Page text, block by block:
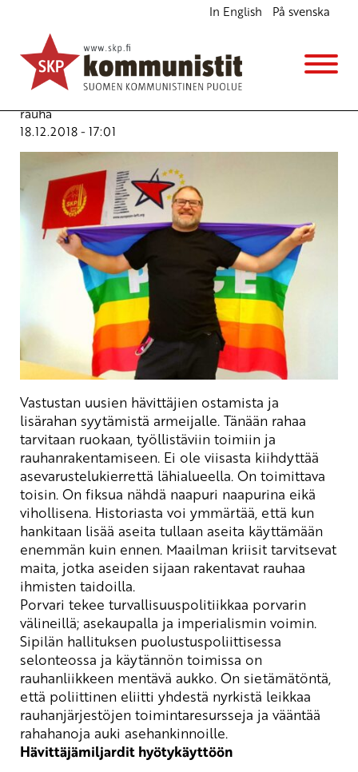
In English På svenska
Puolustuspolitiikassa rauhanliikkeen kokoinen
aukko
Blogi
Avainsanat:hävittäjähankinnat,puolustuspolitiikka
rauha
18.12.2018 - 17:01
Vastustan uusien hävittäjien ostamista ja
lisärahan syytämistä armeijalle. Tänään rahaa
tarvitaan ruokaan, työllistäviin toimiin ja
rauhanrakentamiseen. Ei ole viisasta kiihdyttää
asevarustelukierrettä lähialueella. On toimittava
toisin. On fiksua nähdä naapuri naapurina eikä
vihollisena. Historiasta voi ymmärtää, että kun
hankitaan lisää aseita tullaan aseita käyttämään
enemmän kuin ennen. Maailman kriisit tarvitsevat
maita, jotka aseiden sijaan rakentavat rauhaa
ihmisten taidoilla.
­Porvari tekee turvallisuuspolitiikkaa porvarin
välineillä; asekaupalla ja imperialismin voimin.
Sipilän hallituksen puolustuspoliittisessa
selonteossa ja käytännön toimissa on
rauhanliikkeen mentävä aukko. On sietämätöntä,
että poliittinen eliitti yhdestä nyrkistä leikkaa
rauhanjärjestöjen toimintaresursseja ja vääntää
rahahanoja ­­auki asehankinnoille.
Hävittäjämiljardit hyötykäyttöön